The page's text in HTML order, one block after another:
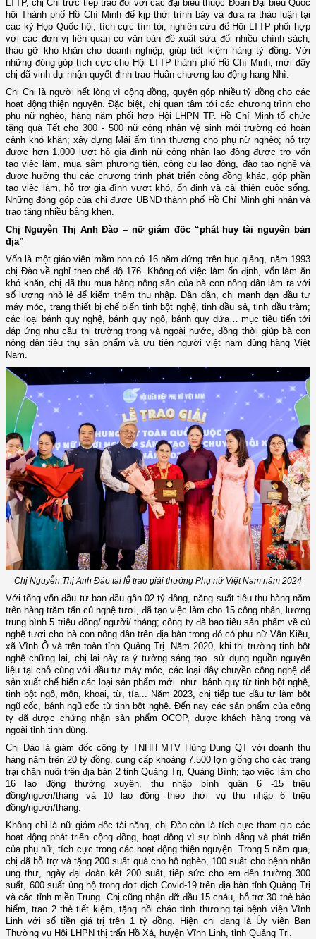
LTTP, chị Chi trực tiếp trao đổi với các đại biểu thuộc Đoàn Đại biểu Quốc
hội Thành phố Hồ Chí Minh để kịp thời trình bày và đưa ra thảo luận tại
các kỳ Họp Quốc hội, tích cực tìm tòi, nghiên cứu để Hội LTTP phối hợp
với các đơn vị liên quan có văn bản đề xuất sửa đổi nhiều chính sách,
tháo gỡ khó khăn cho doanh nghiệp, giúp tiết kiệm hàng tỷ đồng. Với
những đóng góp tích cực cho Hội LTTP thành phố Hồ Chí Minh, mới đây
chị đã vinh dự nhận quyết định trao Huân chương lao động hạng Nhì.
Chị Chi là người hết lòng vì cộng đồng, quyên góp nhiều tỷ đồng cho các
hoạt động thiện nguyện. Đặc biệt, chị quan tâm tới các chương trình cho
phụ nữ nghèo, hàng năm phối hợp Hội LHPN TP. Hồ Chí Minh tổ chức
tặng quà Tết cho 300 - 500 nữ công nhân vệ sinh môi trường có hoàn
cảnh khó khăn; xây dựng Mái ấm tình thương cho phụ nữ nghèo; hỗ trợ
được hơn 1.000 lượt hộ gia đình nữ công nhân lao động được trợ vốn
tạo việc làm, mua sắm phương tiện, công cụ lao động, đào tạo nghề và
được hưởng thụ các chương trình phát triển cộng đồng khác, góp phần
tạo việc làm, hỗ trợ gia đình vượt khó, ổn định và cải thiện cuộc sống.
Những đóng góp của chị được UBND thành phố Hồ Chí Minh ghi nhận và
trao tặng nhiều bằng khen.
Chị Nguyễn Thị Anh Đào – nữ giám đốc “phát huy tài nguyên bản
địa”
Vốn là một giáo viên mầm non có 16 năm đứng trên bục giảng, năm 1993
chị Đào về nghỉ theo chế độ 176. Không có việc làm ổn định, vốn làm ăn
khó khăn, chị đã thu mua hàng nông sản của bà con nông dân làm ra với
số lượng nhỏ lẻ để kiếm thêm thu nhập. Dần dần, chị mạnh dạn đầu tư
máy móc, trang thiết bị chế biến tinh bột nghệ, tinh dầu sả, tinh dầu tràm;
các loại bánh quy nghệ, bánh quy ngô, bánh quy dứa… mục tiêu tiến tới
đáp ứng nhu cầu thị trường trong và ngoài nước, đồng thời giúp bà con
nông dân tiêu thụ sản phẩm và ưu tiên người việt nam dùng hàng Việt
Nam.
Chị Nguyễn Thị Anh Đào tại lễ trao giải thưởng Phụ nữ Việt Nam năm 2024
Với tổng vốn đầu tư ban đầu gần 02 tỷ đồng, năng suất tiêu thụ hàng năm
trên hàng trăm tấn củ nghệ tươi, đã tạo việc làm cho 15 công nhân, lương
trung bình 5 triệu đồng/ người/ tháng; công ty đã bao tiêu sản phẩm về củ
nghệ tươi cho bà con nông dân trên địa bàn trong đó có phụ nữ Vân Kiều,
xã Vĩnh Ô và trên toàn tỉnh Quảng Trị. Năm 2020, khi thị trường tinh bột
nghệ chững lại, chị lại nảy ra ý tưởng sáng tạo sử dụng nguồn nguyên
liệu tại chỗ cùng với đầu tư máy móc, các loại dây chuyền công nghệ để
sản xuất chế biến các loại sản phẩm mới như bánh quy từ tinh bột nghệ,
tinh bột ngô, môn, khoai, từ, tía... Năm 2023, chị tiếp tục đầu tư làm bột
ngũ cốc, bánh ngũ cốc từ tinh bột nghệ. Đến nay các sản phẩm của công
ty đã được chứng nhận sản phẩm OCOP, được khách hàng trong và
ngoài tỉnh tinh dùng.
Chị Đào là giám đốc công ty TNHH MTV Hùng Dung QT với doanh thu
hàng năm trên 20 tỷ đồng, cung cấp khoảng 7.500 lợn giống cho các trang
trại chăn nuôi trên địa bàn 2 tỉnh Quảng Trị, Quảng Bình; tạo việc làm cho
16 lao động thường xuyên, thu nhập bình quân 6 -15 triệu
đồng/người/tháng và 10 lao động theo thời vụ thu nhập 6 triệu
đồng/người/tháng.
Không chỉ là nữ giám đốc tài năng, chị Đào còn là tích cực tham gia các
hoạt động phát triển cộng đồng, hoạt động vì sự bình đẳng và phát triển
của phụ nữ, tích cực trong các hoạt động thiện nguyện. Trong 5 năm qua,
chị đã hỗ trợ và tặng 200 suất quà cho hộ nghèo, 100 suất cho bệnh nhân
ung thư, ngày đại đoàn kết 200 suất, tiếp sức cho em đến trường 300
suất, 600 suất ủng hộ trong đợt dịch Covid-19 trên địa bàn tỉnh Quảng Trị
và các tỉnh miền Trung. Chị cũng nhận đỡ đầu 15 cháu, hỗ trợ 30 thẻ bảo
hiểm, trao 2 thẻ tiết kiệm, tặng nồi cháo tình thương tại bệnh viện Vĩnh
Linh với số tiền giá trị trên 1 tỷ đồng. Hiện chị đang là Ủy viên Ban
Thường vụ Hội LHPN thị trấn Hồ Xá, huyện Vĩnh Linh, tỉnh Quảng Trị.